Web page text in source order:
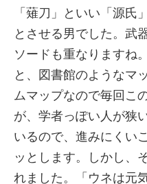
「薙刀」といい「源氏
とさせる男でした。武
ソードも重なりますね
と、図書館のようなマ
ムマップなので毎回こ
が、学者っぽい人が狭
いるので、進みにくい
ッとします。しかし、
れました。「ウネは元